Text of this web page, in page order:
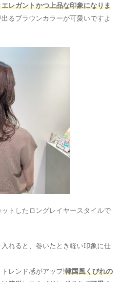
レガントかつ上品な印象になりま
るブラウンカラーが可愛いですよ
トしたロングレイヤースタイルで
れると、巻いたとき軽い印象に仕
レンド感がアップ!韓国風くびれの